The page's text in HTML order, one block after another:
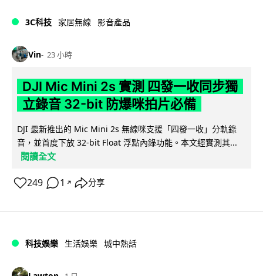
3C科技 家居無線 影音產品
Vin 23 小時
DJI Mic Mini 2s 實測 四發一收同步獨
立錄音 32-bit 防爆咪拍片必備
DJI 最新推出的 Mic Mini 2s 無線咪支援「四發一收」分軌錄
音，並首度下放 32-bit Float 浮點內錄功能。本文經實測其...
閱讀全文
249 1 ↗ 分享
科技娛樂 生活娛樂 城中熱話